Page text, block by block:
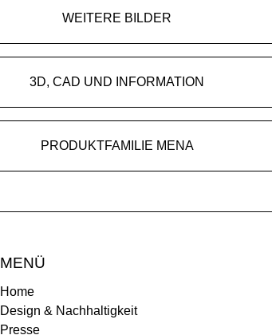
WEITERE BILDER
3D, CAD UND INFORMATION
PRODUKTFAMILIE MENA
MENÜ
Home
Design & Nachhaltigkeit
Presse